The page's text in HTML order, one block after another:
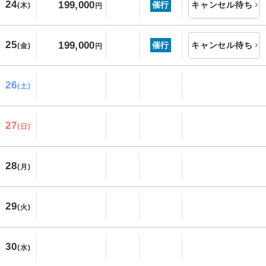
24(木) 199,000 円 催行 キャンセル待ち
25(金) 199,000 円 催行 キャンセル待ち
26(土)
27(日)
28(月)
29(火)
30(水)